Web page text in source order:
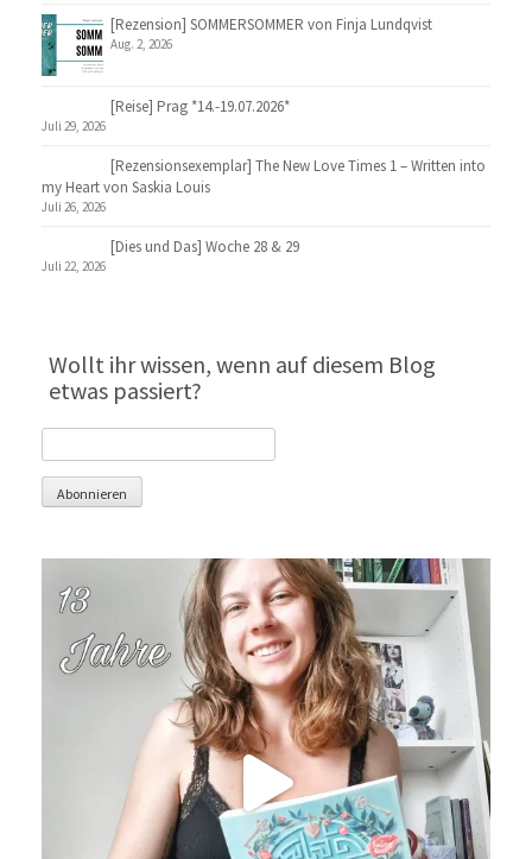
[Rezension] SOMMERSOMMER von Finja Lundqvist
Aug. 2, 2026
[Reise] Prag *14.-19.07.2026*
Juli 29, 2026
[Rezensionsexemplar] The New Love Times 1 – Written into
my Heart von Saskia Louis
Juli 26, 2026
[Dies und Das] Woche 28 & 29
Juli 22, 2026
Wollt ihr wissen, wenn auf diesem Blog
etwas passiert?